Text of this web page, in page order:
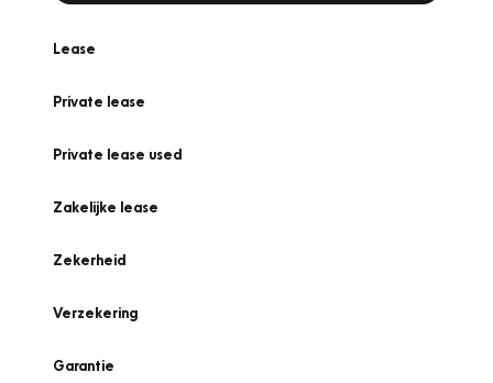
Lease
Private lease
Private lease used
Zakelijke lease
Zekerheid
Verzekering
Garantie